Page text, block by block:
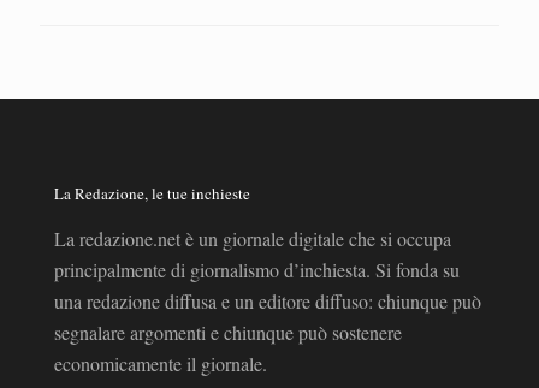
La Redazione, le tue inchieste
La redazione.net è un giornale digitale che si occupa
principalmente di giornalismo d’inchiesta. Si fonda su
una redazione diffusa e un editore diffuso: chiunque può
segnalare argomenti e chiunque può sostenere
economicamente il giornale.